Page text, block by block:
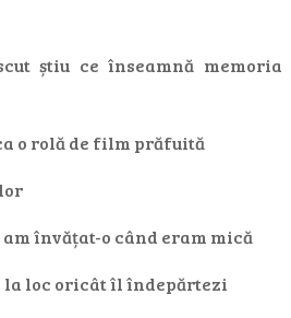
știu ce înseamnă memoria
o rolă de film prăfuită
învățat-o când eram mică
la loc oricât îl îndepărtezi